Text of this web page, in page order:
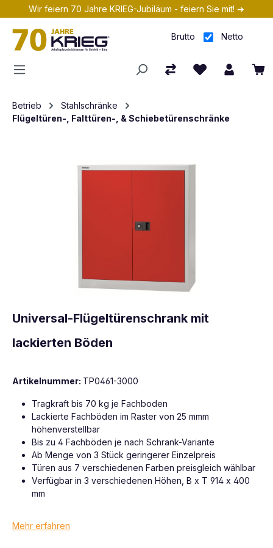
Zum Hauptinhalt springen
Wir feiern 70 Jahre KRIEG-Jubiläum - feiern Sie mit! ➔
Brutto Netto
Betrieb
Stahlschränke
Flügeltüren-, Falttüren-, & Schiebetürenschränke
Universal-Flügeltürenschrank mit
lackierten Böden
Artikelnummer: TP0461-3000
Tragkraft bis 70 kg je Fachboden
Lackierte Fachböden im Raster von 25 mmm
höhenverstellbar
Bis zu 4 Fachböden je nach Schrank-Variante
Ab Menge von 3 Stück geringerer Einzelpreis
Türen aus 7 verschiedenen Farben preisgleich wählbar
Verfügbar in 3 verschiedenen Höhen, B x T 914 x 400
mm
Mehr erfahren